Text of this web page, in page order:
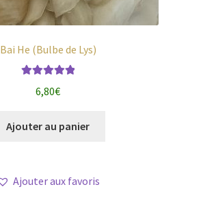
Bai He (Bulbe de Lys)
6,80€
Ajouter au panier
Ajouter aux favoris